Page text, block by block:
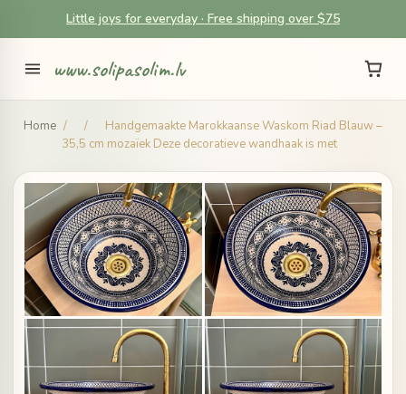
Little joys for everyday · Free shipping over $75
www.solipasolim.lv
Home / /
Handgemaakte Marokkaanse Waskom Riad Blauw –
35,5 cm mozaïek Deze decoratieve wandhaak is met